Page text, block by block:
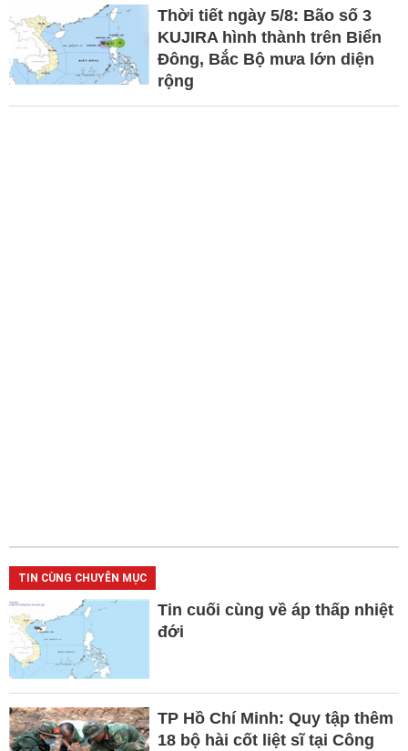
Thời tiết ngày 5/8: Bão số 3
KUJIRA hình thành trên Biển
Đông, Bắc Bộ mưa lớn diện
rộng
TIN CÙNG CHUYÊN MỤC
Tin cuối cùng về áp thấp nhiệt
đới
TP Hồ Chí Minh: Quy tập thêm
18 bộ hài cốt liệt sĩ tại Công